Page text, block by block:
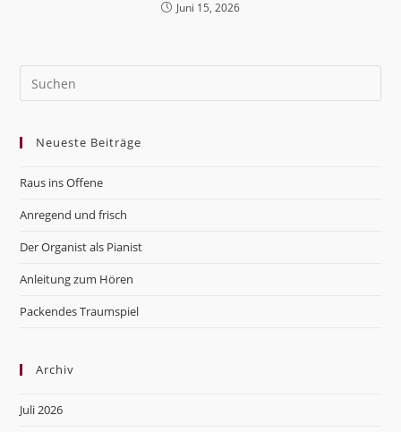
Juni 15, 2026
Neueste Beiträge
Raus ins Offene
Anregend und frisch
Der Organist als Pianist
Anleitung zum Hören
Packendes Traumspiel
Archiv
Juli 2026